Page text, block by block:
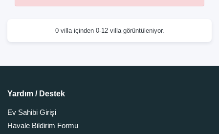
0 villa içinden 0-12 villa görüntüleniyor.
Yardım / Destek
Ev Sahibi Girişi
Havale Bildirim Formu